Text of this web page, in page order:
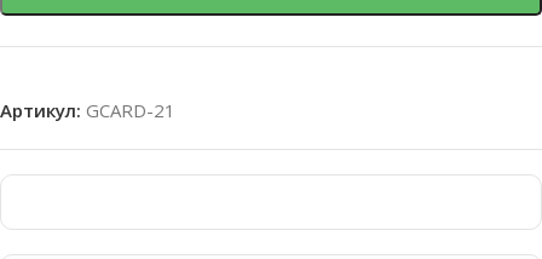
Артикул: GCARD-21